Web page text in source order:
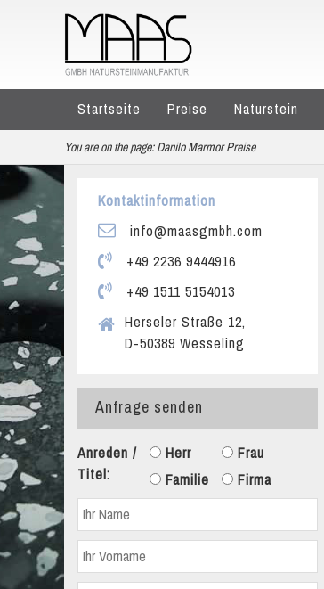
Startseite Preise Naturstein
You are on the page: Danilo Marmor Preise
Kontaktinformation
info@maasgmbh.com
+49 2236 9444916
+49 1511 5154013
Herseler Straße 12,
D-50389 Wesseling
Anfrage senden
Anreden /
Titel:
Herr
Frau
Familie
Firma